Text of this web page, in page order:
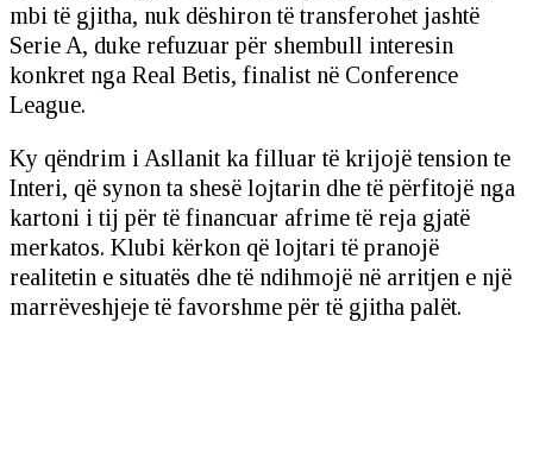
mbi të gjitha, nuk dëshiron të transferohet jashtë
Serie A, duke refuzuar për shembull interesin
konkret nga Real Betis, finalist në Conference
League.
Ky qëndrim i Asllanit ka filluar të krijojë tension te
Interi, që synon ta shesë lojtarin dhe të përfitojë nga
kartoni i tij për të financuar afrime të reja gjatë
merkatos. Klubi kërkon që lojtari të pranojë
realitetin e situatës dhe të ndihmojë në arritjen e një
marrëveshjeje të favorshme për të gjitha palët.